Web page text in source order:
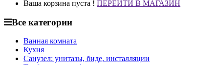
Ваша корзина пуста ! ПЕРЕЙТИ В МАГАЗИН
Все категории
Ванная комната
Кухня
Санузел: унитазы, биде, инсталляции